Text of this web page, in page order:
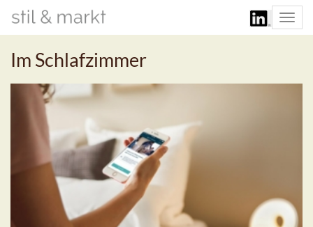
Im Schlafzimmer